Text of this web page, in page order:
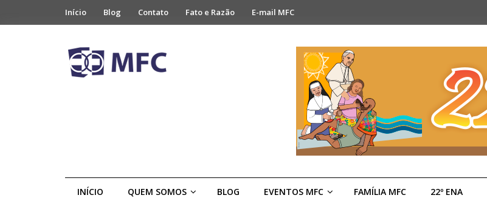
Início Blog Contato Fato e Razão E-mail MFC
INÍCIO QUEM SOMOS BLOG EVENTOS MFC FAMÍLIA MFC 22º ENA